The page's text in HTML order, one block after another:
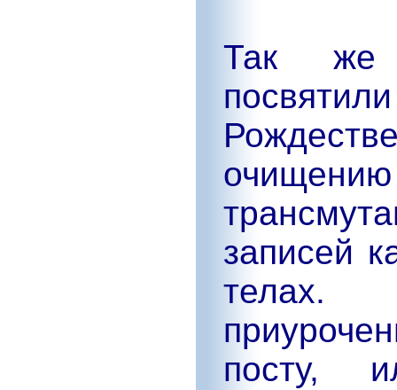
Так же
записей
посту,